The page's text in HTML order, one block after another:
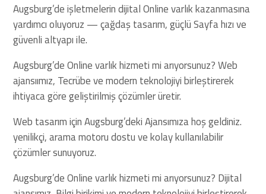
Augsburg’de işletmelerin dijital Online varlık kazanmasına
yardımcı oluyoruz — çağdaş tasarım, güçlü Sayfa hızı ve
güvenli altyapı ile.
Augsburg’de Online varlık hizmeti mi arıyorsunuz? Web
ajansıımız, Tecrübe ve modern teknolojiyi birleştirerek
ihtiyaca göre geliştirilmiş çözümler üretir.
Web tasarım için Augsburg’deki Ajansımıza hoş geldiniz.
yenilikçi, arama motoru dostu ve kolay kullanılabilir
çözümler sunuyoruz.
Augsburg’de Online varlık hizmeti mi arıyorsunuz? Dijital